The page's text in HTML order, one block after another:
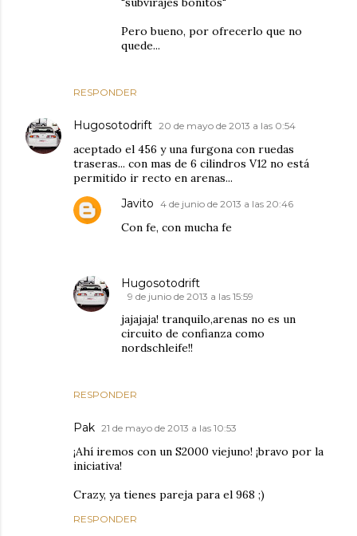
RESPONDER
Pero bueno, por ofrecerlo que no
quede...
Hugosotodrift 20 de mayo de 2013 a las 0:54
aceptado el 456 y una furgona con ruedas
traseras... con mas de 6 cilindros V12 no está
permitido ir recto en arenas...
RESPONDER
Javito 4 de junio de 2013 a las 20:46
Con fe, con mucha fe
Hugosotodrift
9 de junio de 2013 a las 15:59
jajajaja! tranquilo,arenas no es un
circuito de confianza como
nordschleife!!
Pak 21 de mayo de 2013 a las 10:53
¡Ahí iremos con un S2000 viejuno! ¡bravo por la
iniciativa!
Crazy, ya tienes pareja para el 968 ;)
RESPONDER